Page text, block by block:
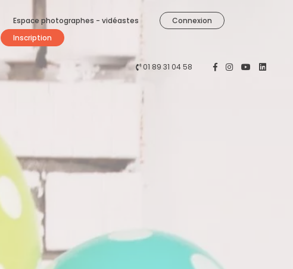
Espace photographes - vidéastes
Connexion
Inscription
01 89 31 04 58